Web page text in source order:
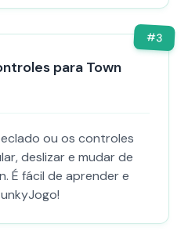
#3
para Town
ou os controles
deslizar e mudar de
É fácil de aprender e